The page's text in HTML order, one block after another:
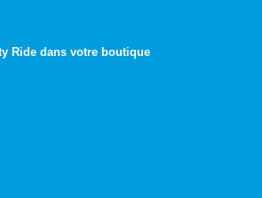
Ride dans votre boutique